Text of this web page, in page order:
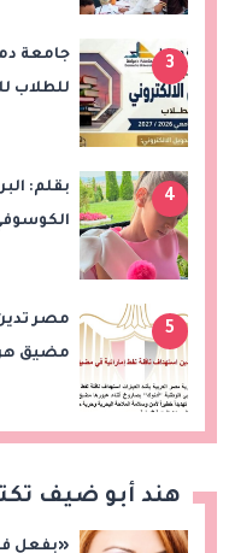
3
جامعة
للطلاب
4
بقلم:
5
مصر
مضيق
هند أبو ضيف
«بفعل